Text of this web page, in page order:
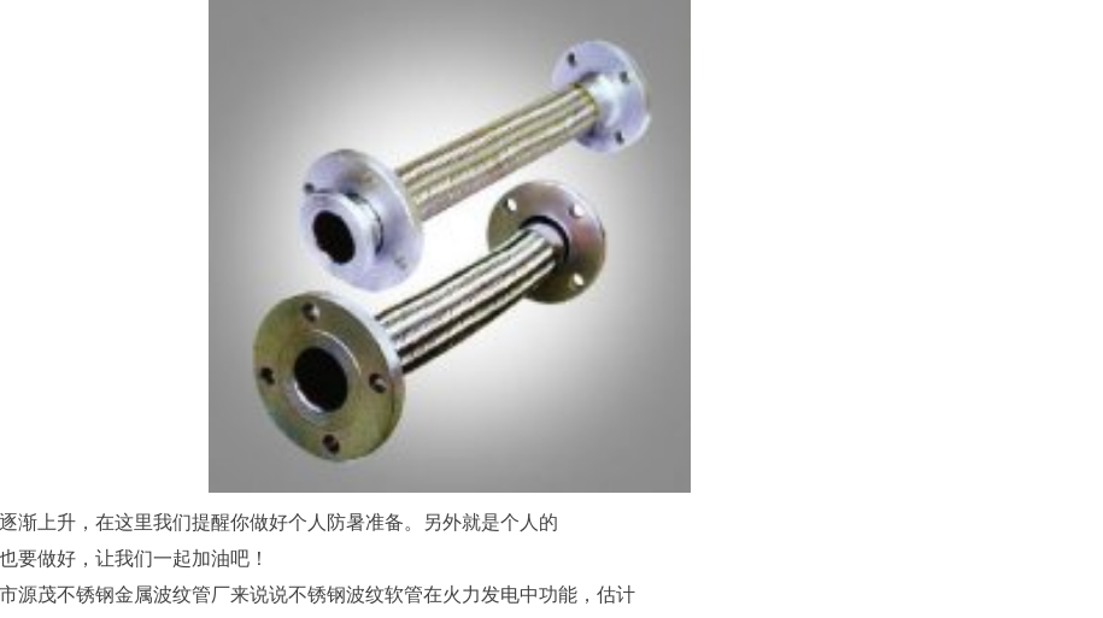
渐上升，在这里我们提醒你做好个人防暑准备。另外就是个人的
要做好，让我们一起加油吧！
源茂不锈钢金属波纹管厂来说说不锈钢波纹软管在火力发电中功能，估计